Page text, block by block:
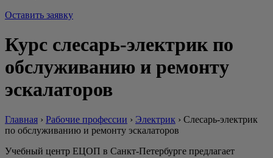
Оставить заявку
Курс слесарь-электрик по
обслуживанию и ремонту
эскалаторов
Главная › Рабочие профессии › Электрик › Слесарь-электрик
по обслуживанию и ремонту эскалаторов
Учебный центр ЕЦОП в Санкт-Петербурге предлагает